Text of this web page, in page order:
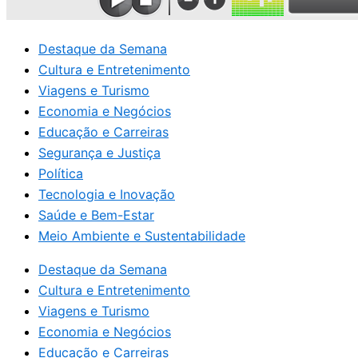
Destaque da Semana
Cultura e Entretenimento
Viagens e Turismo
Economia e Negócios
Educação e Carreiras
Segurança e Justiça
Política
Tecnologia e Inovação
Saúde e Bem-Estar
Meio Ambiente e Sustentabilidade
Destaque da Semana
Cultura e Entretenimento
Viagens e Turismo
Economia e Negócios
Educação e Carreiras